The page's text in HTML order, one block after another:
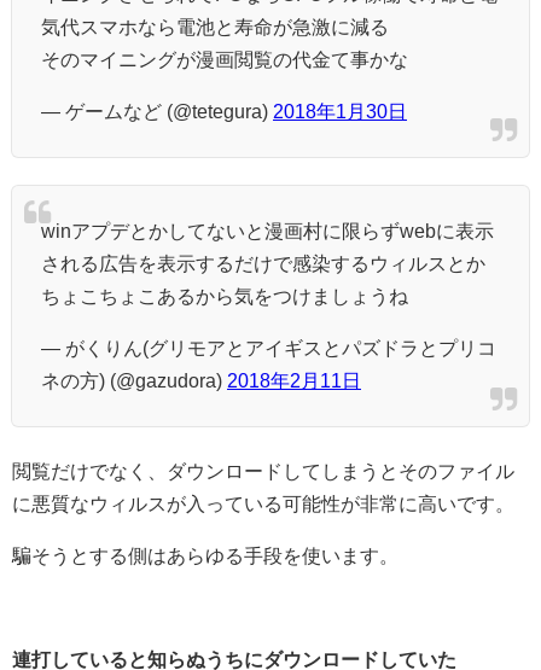
気代スマホなら電池と寿命が急激に減る
そのマイニングが漫画閲覧の代金て事かな
— ゲームなど (@tetegura) 2018年1月30日
winアプデとかしてないと漫画村に限らずwebに表示
される広告を表示するだけで感染するウィルスとか
ちょこちょこあるから気をつけましょうね
— がくりん(グリモアとアイギスとパズドラとプリコ
ネの方) (@gazudora) 2018年2月11日
閲覧だけでなく、ダウンロードしてしまうとそのファイル
に悪質なウィルスが入っている可能性が非常に高いです。
騙そうとする側はあらゆる手段を使います。
連打していると知らぬうちにダウンロードしていた